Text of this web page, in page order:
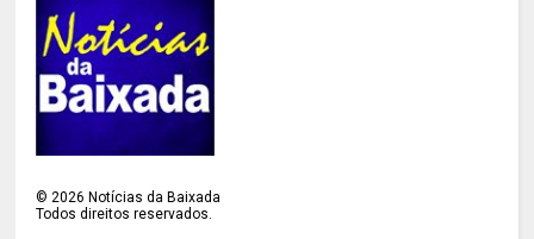
©2026 Notícias da Baixada
Todos direitos reservados.